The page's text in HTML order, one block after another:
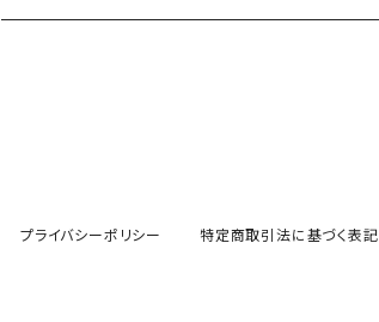
短歌 俳句 川柳
プライバシーポリシー 特定商取引法に基づく表記